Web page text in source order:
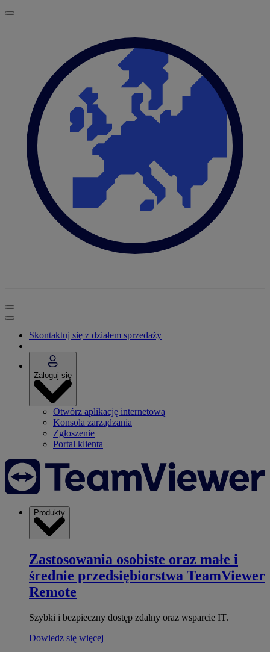
Skontaktuj się z działem sprzedaży
Zaloguj się
Otwórz aplikację internetową
Konsola zarządzania
Zgłoszenie
Portal klienta
Produkty
Zastosowania osobiste oraz małe i
średnie przedsiębiorstwa TeamViewer
Remote
Szybki i bezpieczny dostęp zdalny oraz wsparcie IT.
Dowiedz się więcej